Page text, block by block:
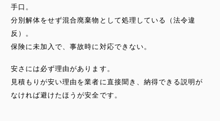
手口。
分別解体をせず混合廃棄物として処理している（法令違
反）。
保険に未加入で、事故時に対応できない。
安さには必ず理由があります。
見積もりが安い理由を業者に直接聞き、納得できる説明が
なければ避けたほうが安全です。